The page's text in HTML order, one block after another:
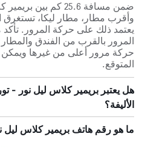
ضمن مسافة 25.6 كم
يعتمد ذلك على حركة المرور.
المرور بالقرب من الفندق
حركة مرور أعلى من غيرها
المتوقع.
هل يعتبر بريمير كلاس ليل نور -
الأليفة؟
ما هو رقم هاتف بريمير كلاس ليل